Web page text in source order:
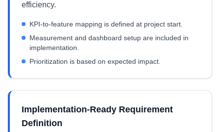
efficiency.
KPI-to-feature mapping is defined at project start.
Measurement and dashboard setup are included in
implementation.
Prioritization is based on expected impact.
Implementation-Ready Requirement
Definition